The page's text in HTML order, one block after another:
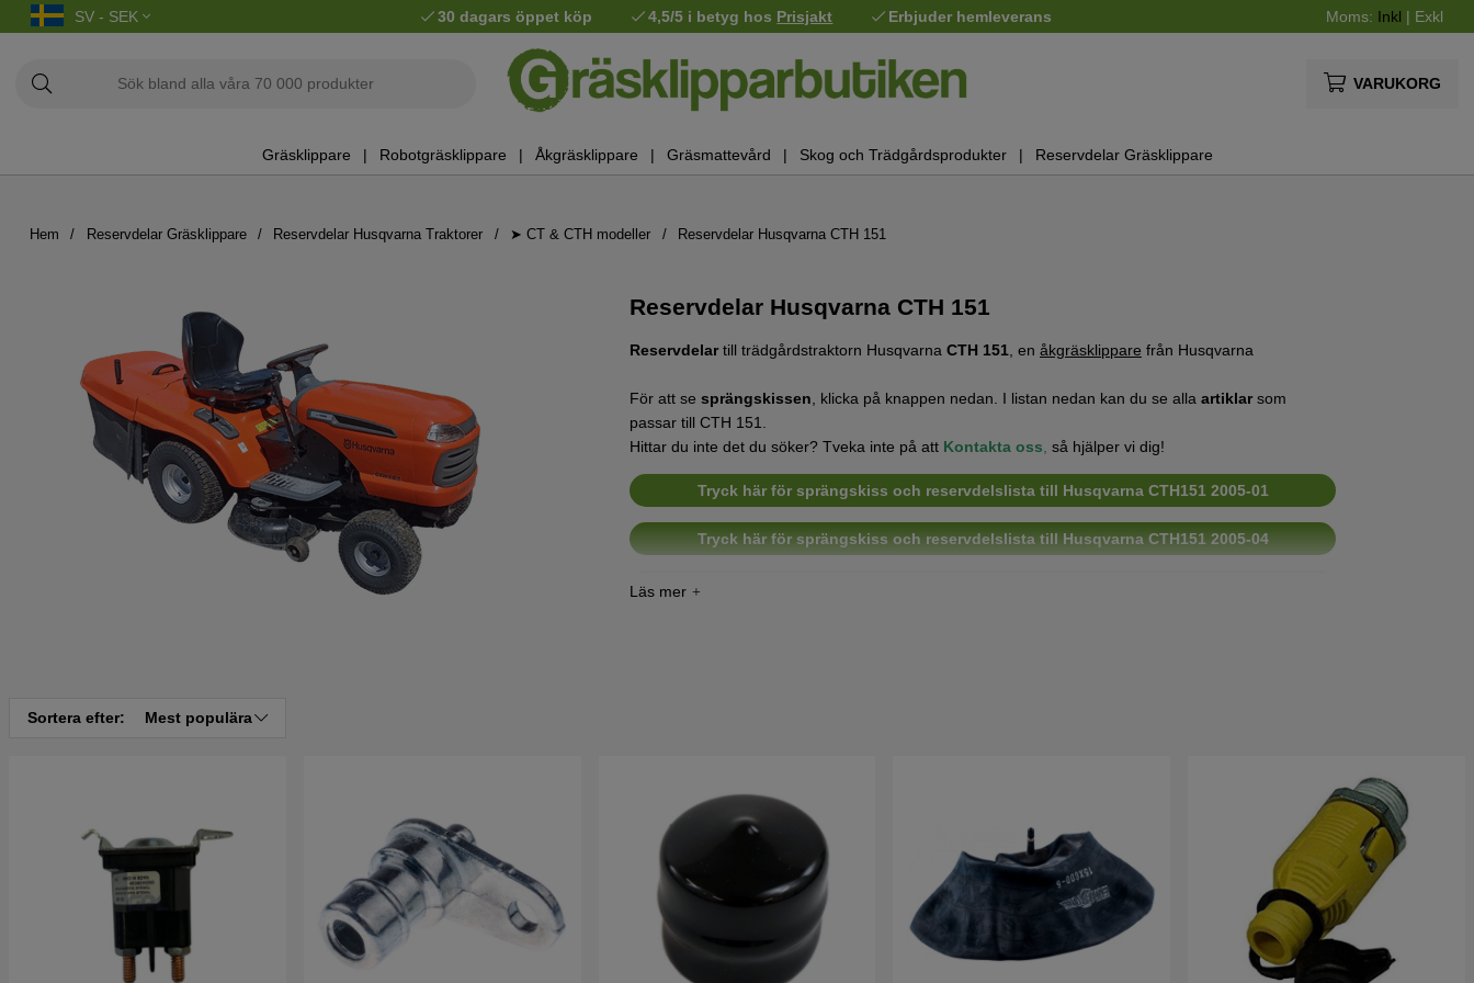
SV - SEK 30 dagars öppet köp 4,5/5 i betyg hos Prisjakt Erbjuder hemleverans Moms: Inkl | Exkl
VARUKORG
Gräsklippare Robotgräsklippare Åkgräsklippare Gräsmattevård Skog och Trädgårdsprodukter Reservdelar Gräsklippare
Hem Reservdelar Gräsklippare Reservdelar Husqvarna Traktorer ➤ CT & CTH modeller Reservdelar Husqvarna CTH 151
Reservdelar Husqvarna CTH 151
Reservdelartill trädgårdstraktorn Husqvarna CTH 151, en åkgräsklippare från Husqvarna
För att se sprängskissen, klicka på knappen nedan. I listan nedan kan du se alla artiklarsom
passar till CTH 151.
Hittar du inte det du söker? Tveka inte på att Kontakta oss, så hjälper vi dig!
Tryck här för sprängskiss och reservdelslista till Husqvarna CTH151 2005-01
Tryck här för sprängskiss och reservdelslista till Husqvarna CTH151 2005-04
Tryck här för sprängskiss och reservdelslista till Husqvarna CTH151 2006-03
Tryck här för sprängskiss och reservdelslista till Husqvarna CTH151 2007-05
Tryck här för sprängskiss och reservdelslista till Husqvarna CTH151 2008-01
Tryck här för sprängskiss och reservdelslista till Husqvarna CTH151 2010-01
Tryck här för sprängskiss och reservdelslista till Husqvarna CTH151 2004-01
Sortera efter: Mest populära